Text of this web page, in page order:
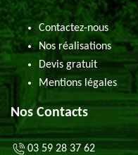
Contactez-nous
Nos réalisations
Devis gratuit
Mentions légales
Nos Contacts
03 59 28 37 62